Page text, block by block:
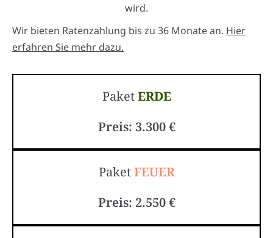
wird.
Wir bieten Ratenzahlung bis zu 36 Monate an. Hier
erfahren Sie mehr dazu.
PaketERDE
Preis: 3.300 €
PaketFEUER
Preis: 2.550 €